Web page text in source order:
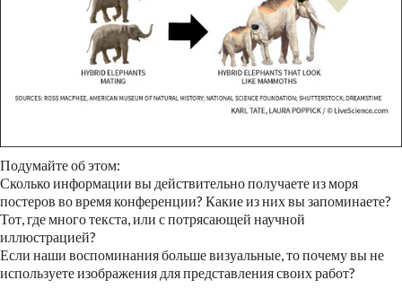
Подумайте об этом:
Сколько информации вы действительно получаете из моря
постеров во время конференции? Какие из них вы запоминаете?
Тот, где много текста, или с потрясающей научной
иллюстрацией?
Если наши воспоминания больше визуальные, то почему вы не
используете изображения для представления своих работ?